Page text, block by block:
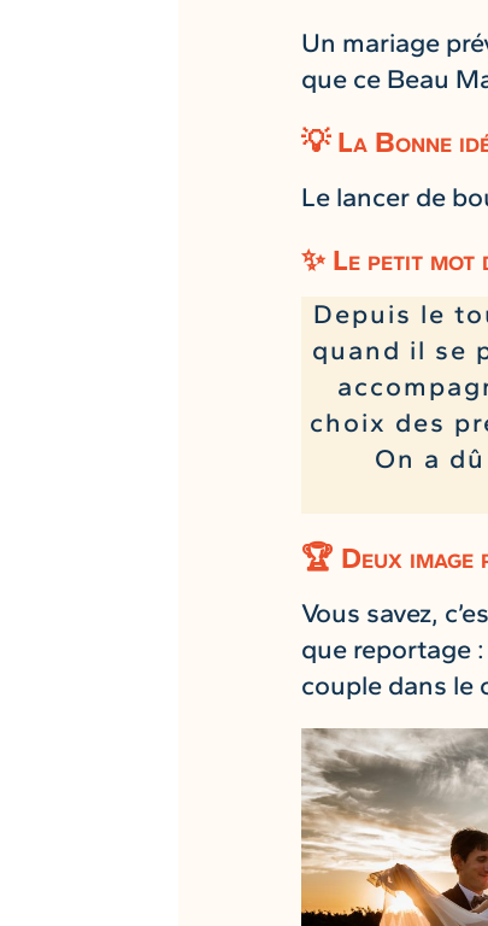
Un mariage
que ce Beau
💡 La Bonne
Le lancer de
✨ Le petit mot
Depuis le
quand il se
choix des
On a
🏆 Deux image
Vous savez,
que reportage
couple dans le